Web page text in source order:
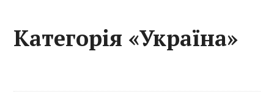
Категорія «Україна»